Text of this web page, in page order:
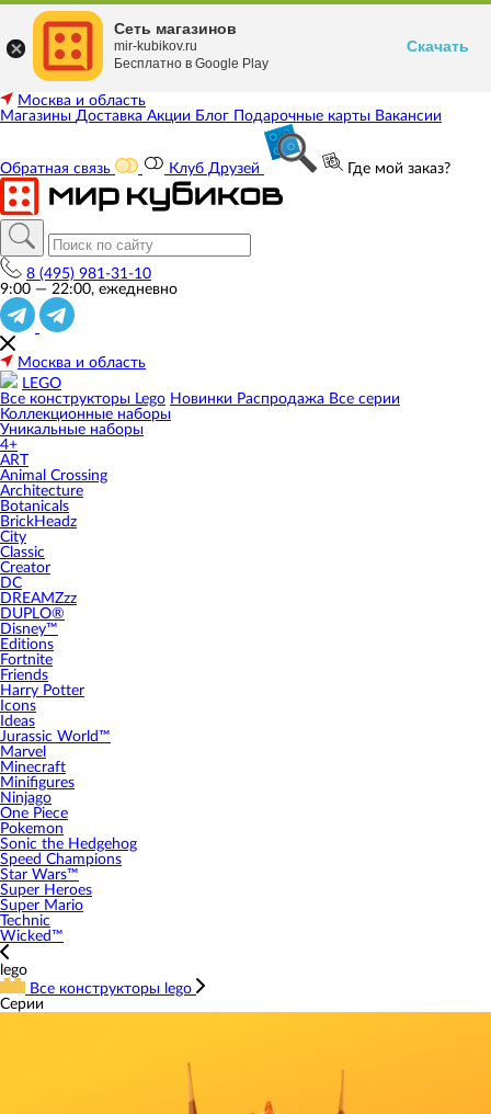
Москва и область
Магазины Доставка Акции Блог Подарочные карты Вакансии
Обратная связь Клуб Друзей Где мой заказ?
8 (495) 981-31-10
9:00 — 22:00, ежедневно
Москва и область
LEGO
Все конструкторы Lego Новинки Распродажа Все серии
Коллекционные наборы
Уникальные наборы
4+
ART
Animal Crossing
Architecture
Botanicals
BrickHeadz
City
Classic
Creator
DC
DREAMZzz
DUPLO®
Disney™
Editions
Fortnite
Friends
Harry Potter
Icons
Ideas
Jurassic World™
Marvel
Minecraft
Minifigures
Ninjago
One Piece
Pokemon
Sonic the Hedgehog
Speed Champions
Star Wars™
Super Heroes
Super Mario
Technic
Wicked™
lego
Все конструкторы lego
Серии
Сеть магазинов
mir-kubikov.ru
Бесплатно в Google Play
Скачать